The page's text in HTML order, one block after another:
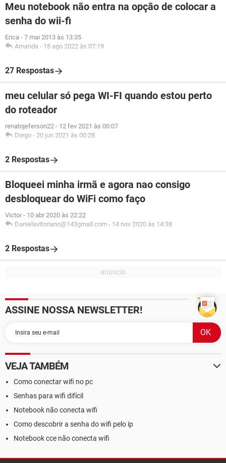
Meu notebook não entra na opção de colocar a
senha do wii-fi
Erica - 7 mai 2013 às 13:35
Amanda - 18 ago 2022 às 07:19
27 Respostas
meu celular só pega WI-FI quando estou perto
do roteador
renatojeferson22 - 12 fev 2021 às 00:07
Diego - 20 jun 2021 às 00:28
2 Respostas
Bloqueei minha irmã e agora nao consigo
desbloquear do WiFi como faço
Victor - 10 abr 2020 às 22:22
Danielavitoriano@143gmail.com - 14 nov 2020 às 14:38
2 Respostas
ASSINE NOSSA NEWSLETTER!
VEJA TAMBÉM
Como conectar wifi no pc
Senhas para wifi difícil
Notebook não conecta wifi
Como descobrir a senha do wifi pelo ip
Notebook cce não conecta wifi